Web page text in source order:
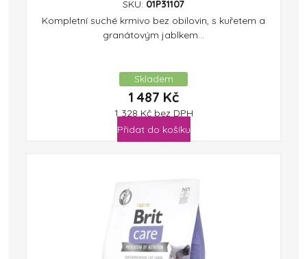
SKU: 01P31107
Kompletní suché krmivo bez obilovin, s kuřetem a
granátovým jablkem...
Skladem
1 487 Kč
1 328 Kč bez DPH
Přidat do košíku